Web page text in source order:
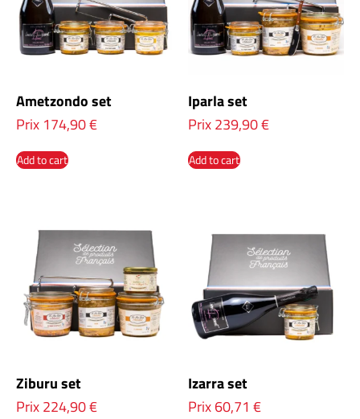
Ametzondo set
Prix 174,90€
Add to cart
Iparla set
Prix239,90€
Add to cart
Ziburu set
Prix224,90€
Izarra set
Prix60,71 €